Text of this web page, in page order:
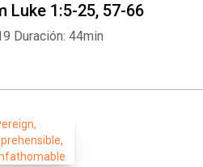
Luke 1:5-25, 57-66
Duración: 44min